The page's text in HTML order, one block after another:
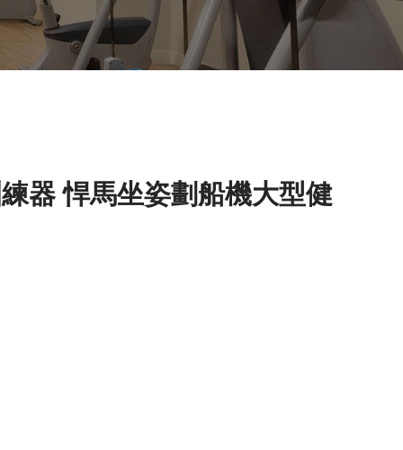
器 悍馬坐姿劃船機大型健